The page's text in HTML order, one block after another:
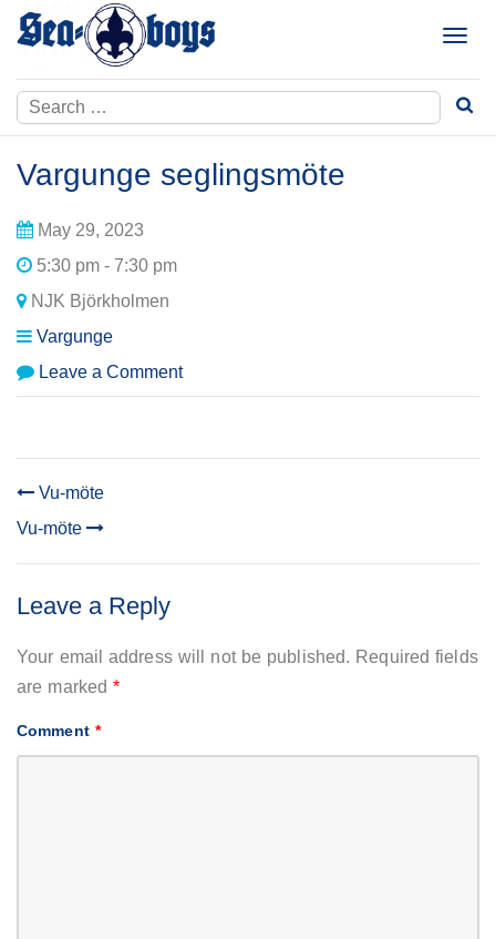
Skip
T
g
l
Search
for:
Vargunge seglingsmöte
May 29, 2023
5:30 pm - 7:30 pm
NJK Björkholmen
Vargunge
Leave a Commenton
Vargunge
POST
NAVIGATION
Vu-möte
Vu-möte
Leave a Reply
Your email address will not be published. Required fields
are marked*
Comment *